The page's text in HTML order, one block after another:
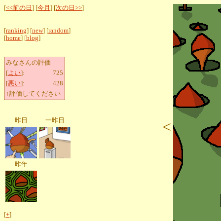
[<<前の日 ] [今月 ] [次の日>>]
[ranking] [new] [random]
[home] [blog]
みなさんの評価
[よい]:
725
[悪い]:
428
↑評価してください
昨日 一昨日
昨年
[+]
<